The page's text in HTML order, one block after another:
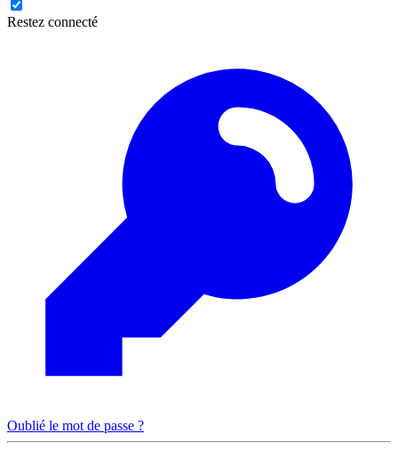
Restez connecté
Oublié le mot de passe ?